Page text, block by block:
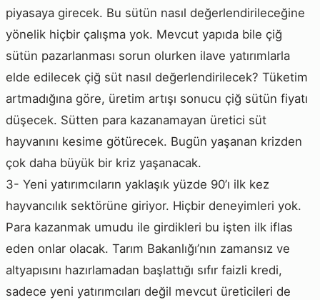
piyasaya girecek. Bu sütün nasıl değerlendirileceğine
yönelik hiçbir çalışma yok. Mevcut yapıda bile çiğ
sütün pazarlanması sorun olurken ilave yatırımlarla
elde edilecek çiğ süt nasıl değerlendirilecek? Tüketim
artmadığına göre, üretim artışı sonucu çiğ sütün fiyatı
düşecek. Sütten para kazanamayan üretici süt
hayvanını kesime götürecek. Bugün yaşanan krizden
çok daha büyük bir kriz yaşanacak.
3- Yeni yatırımcıların yaklaşık yüzde 90’ı ilk kez
hayvancılık sektörüne giriyor. Hiçbir deneyimleri yok.
Para kazanmak umudu ile girdikleri bu işten ilk iflas
eden onlar olacak. Tarım Bakanlığı’nın zamansız ve
altyapısını hazırlamadan başlattığı sıfır faizli kredi,
sadece yeni yatırımcıları değil mevcut üreticileri de